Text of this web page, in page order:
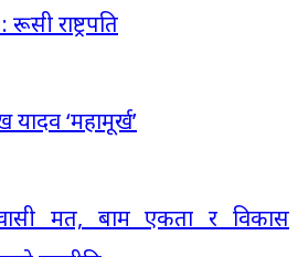
राष्ट्रपति
‘महामूर्ख’
मत, बाम एकता र विकास